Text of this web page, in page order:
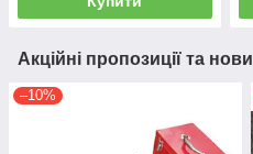
Акційні пропозиції та
–10%